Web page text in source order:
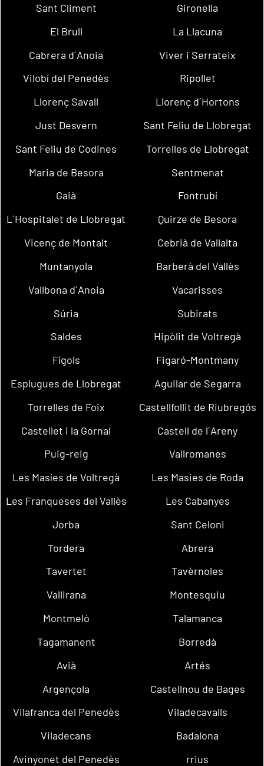
Sant Climent
Gironella
El Brull
La Llacuna
Cabrera d´Anoia
Viver i Serrateix
Vilobí del Penedès
Ripollet
Llorenç Savall
Llorenç d´Hortons
Just Desvern
Sant Feliu de Llobregat
Sant Feliu de Codines
Torrelles de Llobregat
Maria de Besora
Sentmenat
Gaià
Fontrubí
L´Hospitalet de Llobregat
Quirze de Besora
Vicenç de Montalt
Cebrià de Vallalta
Muntanyola
Barberà del Vallès
Vallbona d´Anoia
Vacarisses
Súria
Subirats
Saldes
Hipòlit de Voltregà
Fígols
Figaró-Montmany
Esplugues de Llobregat
Aguilar de Segarra
Torrelles de Foix
Castellfollit de Riubregós
Castellet i la Gornal
Castell de l´Areny
Puig-reig
Vallromanes
Les Masíes de Voltregà
Les Masies de Roda
Les Franqueses del Vallès
Les Cabanyes
Jorba
Sant Celoni
Tordera
Abrera
Tavertet
Tavèrnoles
Vallirana
Montesquiu
Montmeló
Talamanca
Tagamanent
Borredà
Avià
Artés
Argençola
Castellnou de Bages
Vilafranca del Penedès
Viladecavalls
Viladecans
Badalona
Avinyonet del Penedès
rrius